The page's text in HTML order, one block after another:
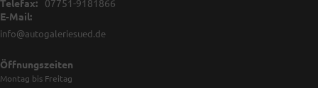
Telefax:
07751-9181866
E-Mail:
info@autogaleriesued.de
Öffnungszeiten
Montag bis Freitag